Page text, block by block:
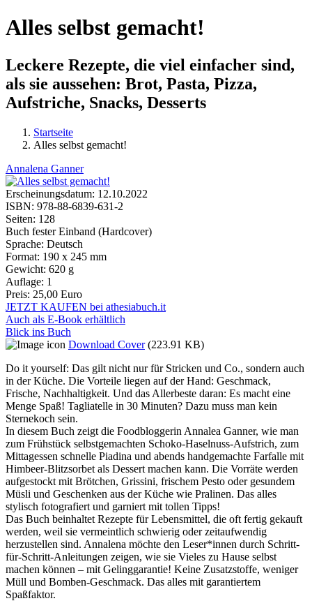
Alles selbst gemacht!
Leckere Rezepte, die viel einfacher sind,
als sie aussehen: Brot, Pasta, Pizza,
Aufstriche, Snacks, Desserts
Sie sind hier
Startseite
Alles selbst gemacht!
Annalena Ganner
Erscheinungsdatum: 12.10.2022
ISBN: 978-88-6839-631-2
Seiten: 128
Buch fester Einband (Hardcover)
Sprache: Deutsch
Format: 190 x 245 mm
Gewicht: 620 g
Auflage: 1
Preis: 25,00 Euro
JETZT KAUFEN bei athesiabuch.it
Auch als E-Book erhältlich
Blick ins Buch
Download Cover (223.91 KB)
Do it yourself: Das gilt nicht nur für Stricken und Co., sondern auch
in der Küche. Die Vorteile liegen auf der Hand: Geschmack,
Frische, Nachhaltigkeit. Und das Allerbeste daran: Es macht eine
Menge Spaß! Tagliatelle in 30 Minuten? Dazu muss man kein
Sternekoch sein.
In diesem Buch zeigt die Foodbloggerin Annalea Ganner, wie man
zum Frühstück selbstgemachten Schoko-Haselnuss-Aufstrich, zum
Mittagessen schnelle Piadina und abends handgemachte Farfalle mit
Himbeer-Blitzsorbet als Dessert machen kann. Die Vorräte werden
aufgestockt mit Brötchen, Grissini, frischem Pesto oder gesundem
Müsli und Geschenken aus der Küche wie Pralinen. Das alles
stylisch fotografiert und garniert mit tollen Tipps!
Das Buch beinhaltet Rezepte für Lebensmittel, die oft fertig gekauft
werden, weil sie vermeintlich schwierig oder zeitaufwendig
herzustellen sind. Annalena möchte den Leser*innen durch Schritt-
für-Schritt-Anleitungen zeigen, wie sie Vieles zu Hause selbst
machen können – mit Gelinggarantie! Keine Zusatzstoffe, weniger
Müll und Bomben-Geschmack. Das alles mit garantiertem
Spaßfaktor.